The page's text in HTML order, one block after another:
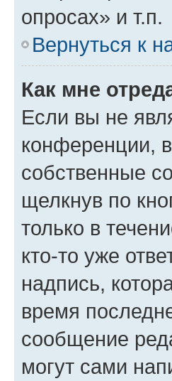
опросах» и т.п.
Вернуться к
Как мне
Если вы не
конференции,
собственные
щелкнув по
только в
кто-то уже
надпись,
время
сообщение
могут сами